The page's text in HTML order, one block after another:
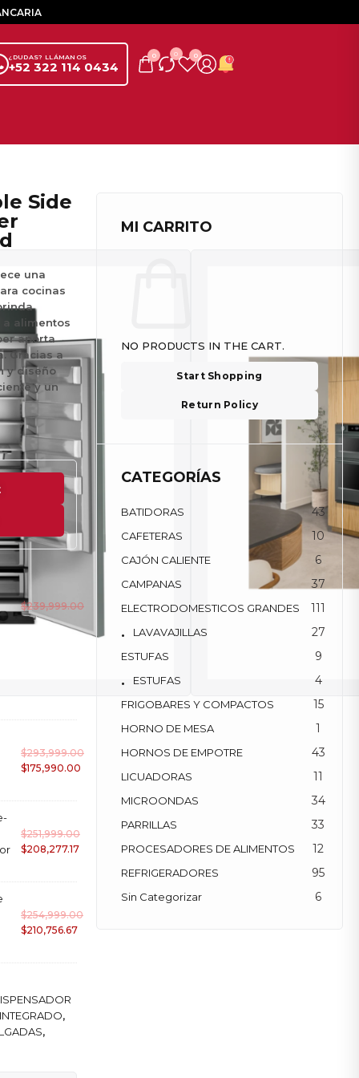
+52 322 114 0434
¿DUDAS? LLÁMANOS 0 0 0
una
cocinas
a alimentos
aporta
Gracias a
y diseño
y un
$239,999.00
$198,359.17
$293,999.00
$175,990.00
$251,999.00
$208,277.17
$254,999.00
$210,756.67
,
,
MI CARRITO
NO PRODUCTS IN THE CART.
Start Shopping
Return Policy
CATEGORÍAS
BATIDORAS 43
CAFETERAS 10
CAJÓN CALIENTE 6
CAMPANAS 37
ELECTRODOMESTICOS GRANDES 111
LAVAVAJILLAS 27
ESTUFAS 9
ESTUFAS 4
FRIGOBARES Y COMPACTOS 15
HORNO DE MESA 1
HORNOS DE EMPOTRE 43
LICUADORAS 11
MICROONDAS 34
PARRILLAS 33
PROCESADORES DE ALIMENTOS 12
REFRIGERADORES 95
Sin Categorizar 6